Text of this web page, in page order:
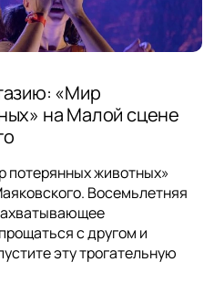
«Мир
на Малой сцене
потерянных животных»
Восемьлетняя
с другом и
эту трогательную